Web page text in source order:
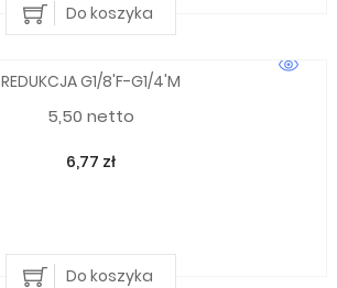
Do koszyka
REDUKCJA G1/8'F-G1/4'M
5,50 netto
6,77 zł
Do koszyka